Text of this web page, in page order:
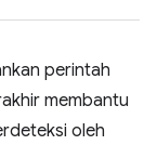
perintah
membantu
oleh